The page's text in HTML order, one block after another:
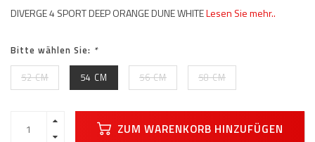
DIVERGE 4 SPORT DEEP ORANGE DUNE WHITELesen Sie mehr..
Bitte wählen Sie: *
52 CM 54 CM 56 CM 58 CM
ZUM WARENKORB HINZUFÜGEN